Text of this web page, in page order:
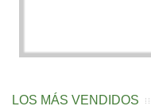
LOS MÁS VENDIDOS